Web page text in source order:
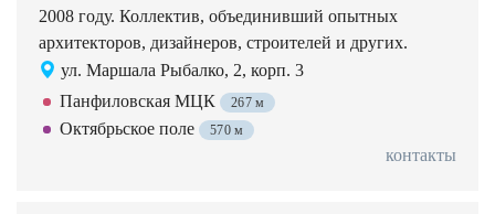
2008 году. Коллектив, объединивший опытных
архитекторов, дизайнеров, строителей и других.
ул. Маршала Рыбалко, 2, корп. 3
Панфиловская МЦК
267 м
Октябрьское поле 570 м
контакты